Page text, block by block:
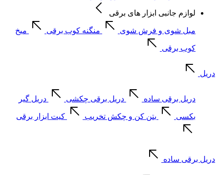
لوازم جانبی ابزار های برقی
مبل شوی و فرش شوی منگنه کوب برقی میخ
کوب برقی
دریل
دریل برقی ساده دریل برقی چکشی دریل گیر
بکسی بتن کن و چکش تخریب کیت ابزار برقی
دریل برقی ساده